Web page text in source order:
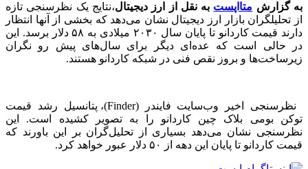
به گزارش متااپست به نقل از ارز دیجیتال،نتایج یک نظرسنجی تازه
از تحلیلگران بازار ارز دیجیتال نشان می‌دهد که بخشی از آنها انتظار
دارند قیمت کاردانو تا پایان سال ۲۰۳۰ میلادی به ۵۸ دلار برسد. این
در حالی است که عده‌ای دیگر برای سال‌های پیش رو نگران
زیرساخت‌ها و بروز نقص فنی در شبکه کاردانو هستند.
نظرسنجی اخیر وب‌سایت فایندر (Finder)، پتانسیل رشد قیمت
توکن بومی بلاک چین کاردانو را به تصویر کشیده است. این
نظرسنجی نشان می‌دهد بسیاری از تحلیل‌گران بر این باورند که
قیمت کاردانو تا پایان این دهه از ۵۰ دلار عبور خواهد کرد.